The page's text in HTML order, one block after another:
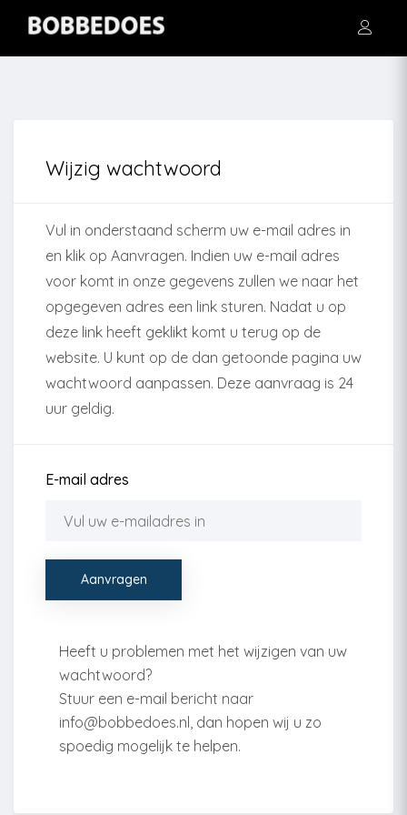
Wijzig wachtwoord
Vul in onderstaand scherm uw e-mail adres in
en klik op Aanvragen. Indien uw e-mail adres
voor komt in onze gegevens zullen we naar het
opgegeven adres een link sturen. Nadat u op
deze link heeft geklikt komt u terug op de
website. U kunt op de dan getoonde pagina uw
wachtwoord aanpassen. Deze aanvraag is 24
uur geldig.
E-mail adres
Heeft u problemen met het wijzigen van uw
wachtwoord?
Stuur een e-mail bericht naar
info@bobbedoes.nl, dan hopen wij u zo
spoedig mogelijk te helpen.